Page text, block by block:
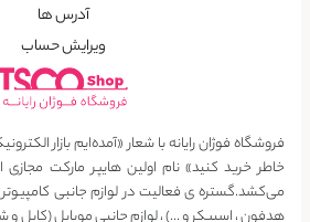
آدرس ها
ویرایش حساب
فروشگاه فوژان رایانه با شعار «آمده‌ایم بازار
خاطر خرید کنید» نام اولین هایپر مارکت
می‌کشد.گستره ی فعالیت در لوازم جانبی
هدفون ، اسپیکر و …) ، لوازم جانبی موبایل (کابل و